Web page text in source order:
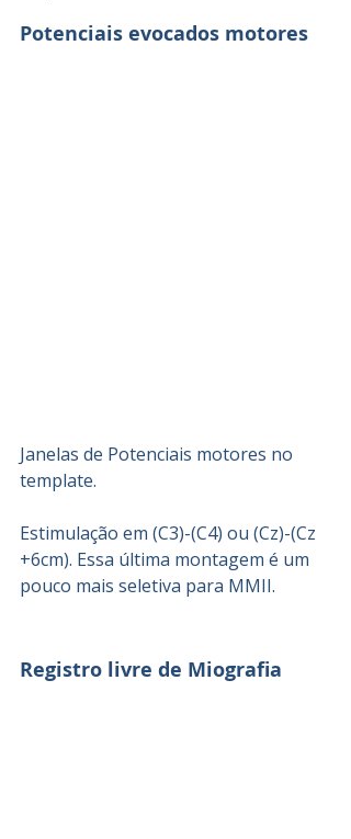
Potenciais evocados motores
Janelas de Potenciais motores no
template.
Estimulação em (C3)-(C4) ou (Cz)-(Cz
+6cm). Essa última montagem é um
pouco mais seletiva para MMII.
Registro livre de Miografia